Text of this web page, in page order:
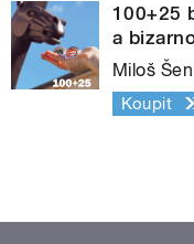
100+25
a
Miloš
Koupit